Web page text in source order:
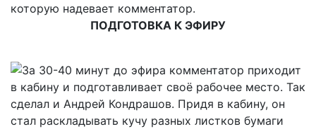
которую надевает комментатор.
ПОДГОТОВКА К ЭФИРУ
За 30-40 минут до эфира комментатор приходит
в кабину и подготавливает своё рабочее место. Так
сделал и Андрей Кондрашов. Придя в кабину, он
стал раскладывать кучу разных листков бумаги